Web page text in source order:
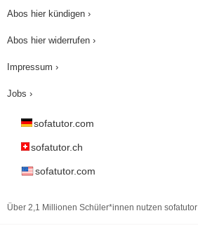
Abos hier kündigen ›
Abos hier widerrufen ›
Impressum ›
Jobs ›
sofatutor.com
sofatutor.ch
sofatutor.com
Über 2,1 Millionen Schüler*innen nutzen sofatutor